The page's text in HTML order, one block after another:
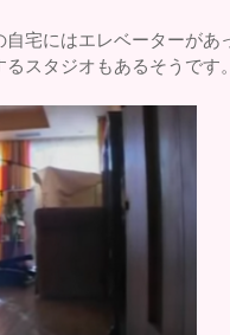
自宅にはエレベーターがあ
スタジオもあるそうです。